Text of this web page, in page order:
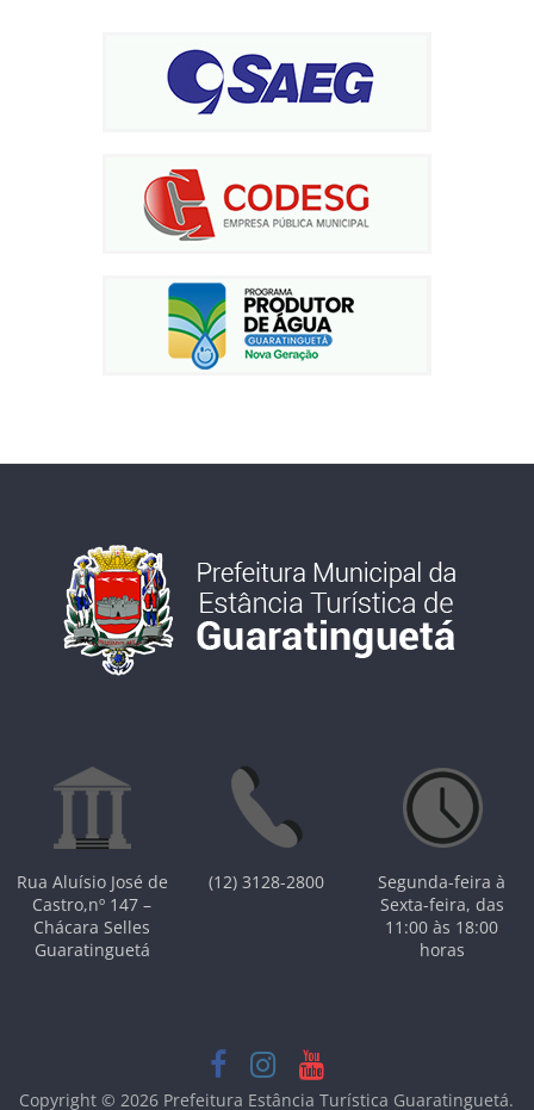
Rua Aluísio José de
Castro,nº 147 –
Chácara Selles
Guaratinguetá
(12) 3128-2800
Segunda-feira à
Sexta-feira, das
11:00 às 18:00
horas
Copyright © 2026 Prefeitura Estância Turística Guaratinguetá.